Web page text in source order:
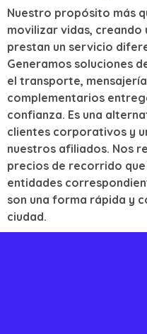
Nuestro propósito más
movilizar vidas, creando
prestan un servicio
Generamos soluciones
el transporte,
complementarios
confianza. Es una
clientes corporativos y
nuestros afiliados. Nos
precios de recorrido
entidades
son una forma rápida y
ciudad.